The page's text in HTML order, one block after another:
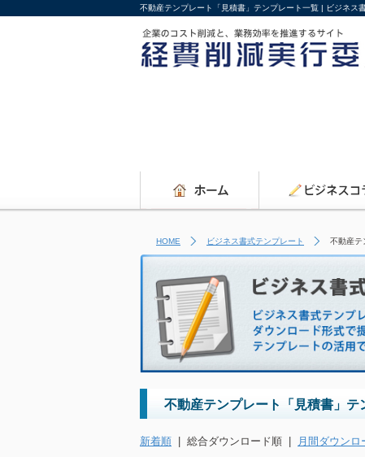
不動産テンプレート「見積書」テンプレート一覧 | ビジネス
HOME ビジネス書式テンプレート 不動産テ
不動産テンプレート「見積書」テ
新着順 | 総合ダウンロード順 | 月間ダウンロ